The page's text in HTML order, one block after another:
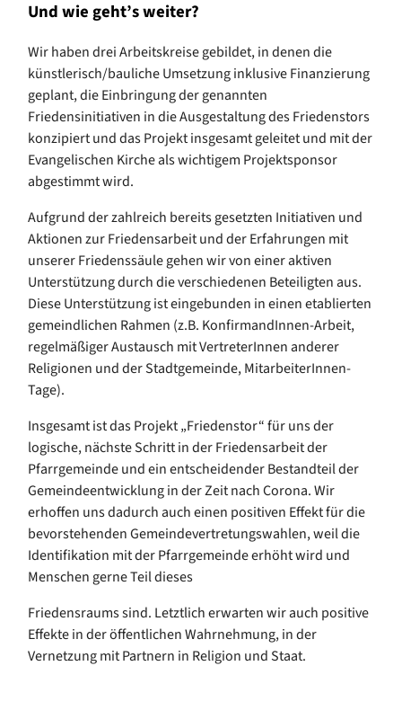
Und wie geht’s weiter?
Wir haben drei Arbeitskreise gebildet, in denen die
künstlerisch/bauliche Umsetzung inklusive Finanzierung
geplant, die Einbringung der genannten
Friedensinitiativen in die Ausgestaltung des Friedenstors
konzipiert und das Projekt insgesamt geleitet und mit der
Evangelischen Kirche als wichtigem Projektsponsor
abgestimmt wird.
Aufgrund der zahlreich bereits gesetzten Initiativen und
Aktionen zur Friedensarbeit und der Erfahrungen mit
unserer Friedenssäule gehen wir von einer aktiven
Unterstützung durch die verschiedenen Beteiligten aus.
Diese Unterstützung ist eingebunden in einen etablierten
gemeindlichen Rahmen (z.B. KonfirmandInnen-Arbeit,
regelmäßiger Austausch mit VertreterInnen anderer
Religionen und der Stadtgemeinde, MitarbeiterInnen-
Tage).
Insgesamt ist das Projekt „Friedenstor“ für uns der
logische, nächste Schritt in der Friedensarbeit der
Pfarrgemeinde und ein entscheidender Bestandteil der
Gemeindeentwicklung in der Zeit nach Corona. Wir
erhoffen uns dadurch auch einen positiven Effekt für die
bevorstehenden Gemeindevertretungswahlen, weil die
Identifikation mit der Pfarrgemeinde erhöht wird und
Menschen gerne Teil dieses
Friedensraums sind. Letztlich erwarten wir auch positive
Effekte in der öffentlichen Wahrnehmung, in der
Vernetzung mit Partnern in Religion und Staat.